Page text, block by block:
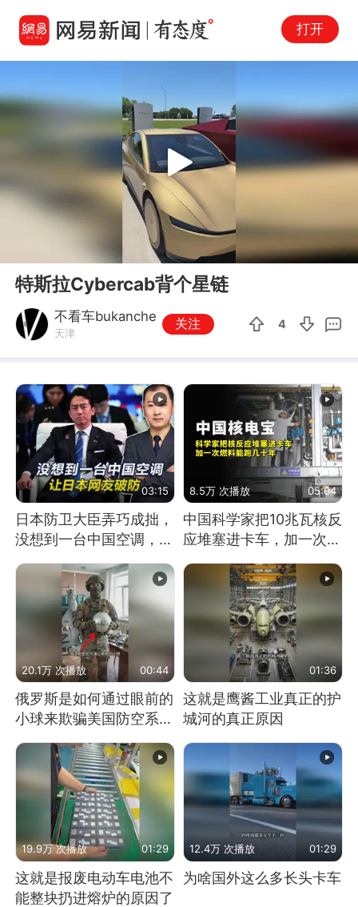
打开
00:13
Play
特斯拉Cybercab背个星链
不看车bukanche
天津
关注 4
03:15
日本防卫大臣弄巧成拙，
没想到一台中国空调，让
日本网友破防
8.5万 次播放 05:04
中国科学家把10兆瓦核反
应堆塞进卡车，加一次燃
料能跑几十年
20.1万 次播放 00:44
俄罗斯是如何通过眼前的
小球来欺骗美国防空系统
01:36
这就是鹰酱工业真正的护
城河的真正原因
19.9万 次播放 01:29
这就是报废电动车电池不
能整块扔进熔炉的原因了
12.4万 次播放 01:29
为啥国外这么多长头卡车